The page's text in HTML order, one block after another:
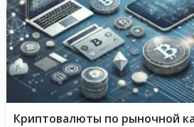
Криптовалюты по рыночной